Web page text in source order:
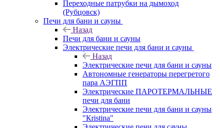
Переходные патрубки на дымоход
(Рубцовск)
Печи для бани и сауны
Назад
Печи для бани и сауны
Электрические печи для бани и сауны
Назад
Электрические печи для бани и сауны
Автономные генераторы перегретого
пара АЭГПП
Электрические ПАРОТЕРМАЛЬНЫЕ
печи для бани
Электрические печи для бани и сауны
"Кristina"